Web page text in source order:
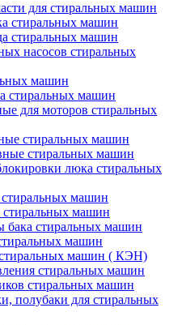
для стиральных машин
стиральных машин
стиральных машин
насосов стиральных
машин
стиральных машин
для моторов стиральных
стиральных машин
стиральных машин
люка стиральных
машин
стиральных машин
бака стиральных машин
машин
машин ( КЭН)
стиральных машин
стиральных машин
полубаки для стиральных